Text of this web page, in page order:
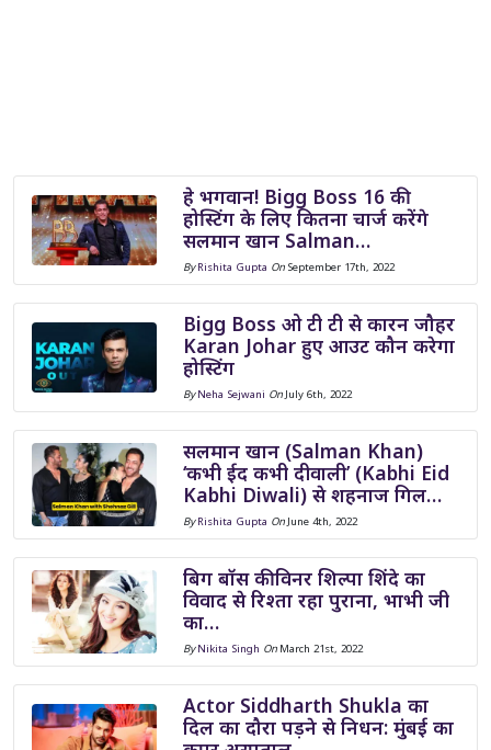
हे भगवान! Bigg Boss 16 की
होस्टिंग के लिए कितना चार्ज करेंगे
सलमान खान Salman…
ByRishita Gupta On September 17th, 2022
Bigg Boss ओ टी टी से कारन जौहर
Karan Johar हुए आउट कौन करेगा
होस्टिंग
ByNeha Sejwani On July 6th, 2022
सलमान खान (Salman Khan)
‘कभी ईद कभी दीवाली’ (Kabhi Eid
Kabhi Diwali) से शहनाज गिल…
ByRishita Gupta On June 4th, 2022
बिग बॉस की विनर शिल्पा शिंदे का
विवाद से रिश्ता रहा पुराना, भाभी जी
का…
ByNikita Singh On March 21st, 2022
Actor Siddharth Shukla का
दिल का दौरा पड़ने से निधन: मुंबई का